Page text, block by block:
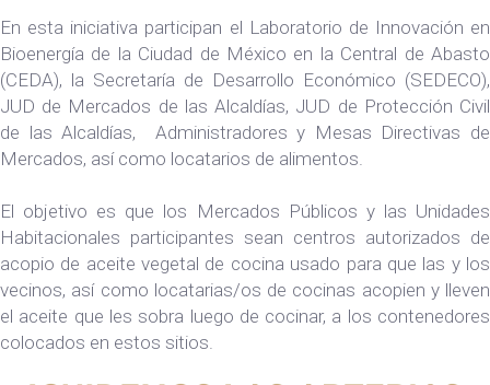
En esta iniciativa participan el Laboratorio de Innovación en
Bioenergía de la Ciudad de México en la Central de Abasto
(CEDA), la Secretaría de Desarrollo Económico (SEDECO),
JUD de Mercados de las Alcaldías, JUD de Protección Civil
de las Alcaldías, Administradores y Mesas Directivas de
Mercados, así como locatarios de alimentos.
El objetivo es que los Mercados Públicos y las Unidades
Habitacionales participantes sean centros autorizados de
acopio de aceite vegetal de cocina usado para que las y los
vecinos, así como locatarias/os de cocinas acopien y lleven
el aceite que les sobra luego de cocinar, a los contenedores
colocados en estos sitios.